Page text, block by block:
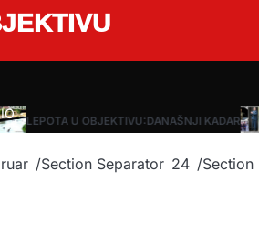
LEPOTA U OBJEKTIVU:DANAŠNJI KADAR
24